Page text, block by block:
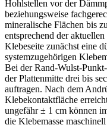
Hohlstellen vor der
beziehungsweise
mineralische Flächen bis
entsprechend der
Klebeseite zunächst eine
systemzugehörigen
Bei der Rand-Wulst-
der Plattenmitte drei bis
auftragen. Nach dem
Klebekontaktfläche
ungefähr ± 1 cm können
die Klebemasse